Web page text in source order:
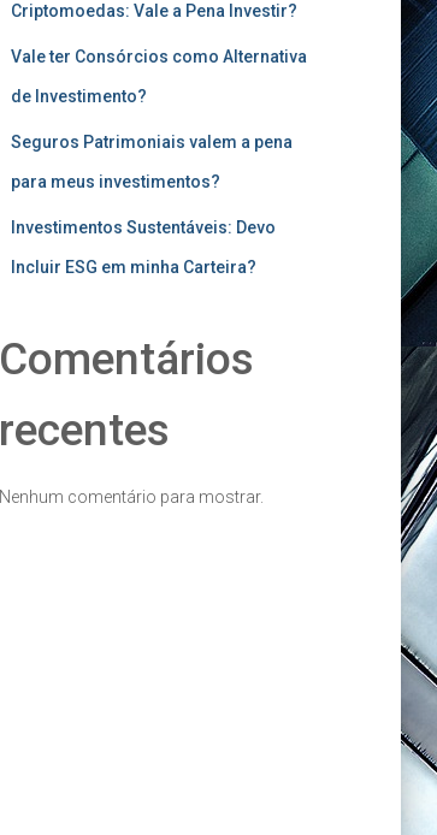
Criptomoedas: Vale a Pena Investir?
Vale ter Consórcios como Alternativa
de Investimento?
Seguros Patrimoniais valem a pena
para meus investimentos?
Investimentos Sustentáveis: Devo
Incluir ESG em minha Carteira?
Comentários
recentes
Nenhum comentário para mostrar.